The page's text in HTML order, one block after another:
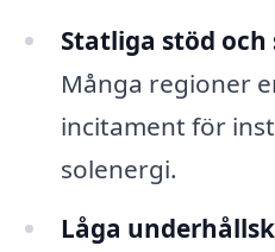
Statliga stöd
Många regioner
incitament för
solenergi.
Låga